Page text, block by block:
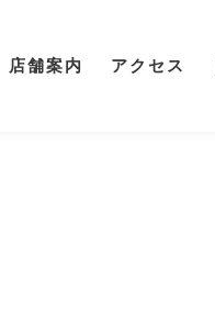
店舗案内 アクセス